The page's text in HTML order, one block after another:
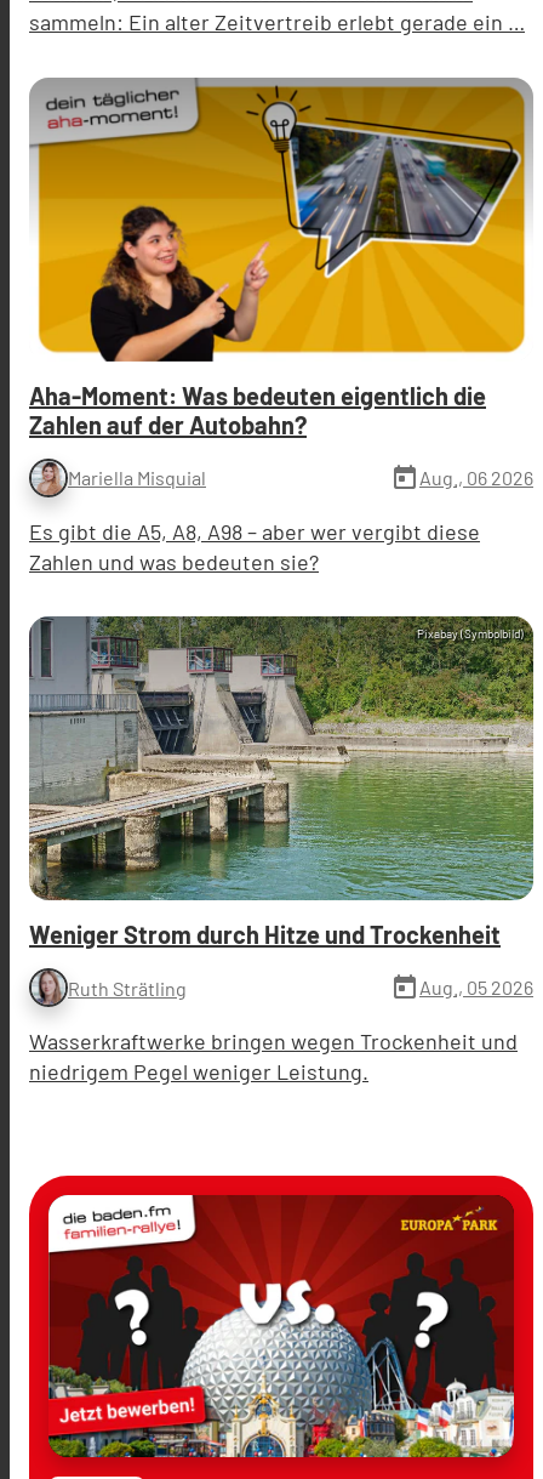
sammeln: Ein alter Zeitvertreib erlebt gerade ein …
Aha-Moment: Was bedeuten eigentlich die
Zahlen auf der Autobahn?
Mariella Misquial today Aug., 06 2026
Es gibt die A5, A8, A98 – aber wer vergibt diese
Zahlen und was bedeuten sie?
Pixabay (Symbolbild)
Weniger Strom durch Hitze und Trockenheit
Ruth Strätling today Aug., 05 2026
Wasserkraftwerke bringen wegen Trockenheit und
niedrigem Pegel weniger Leistung.